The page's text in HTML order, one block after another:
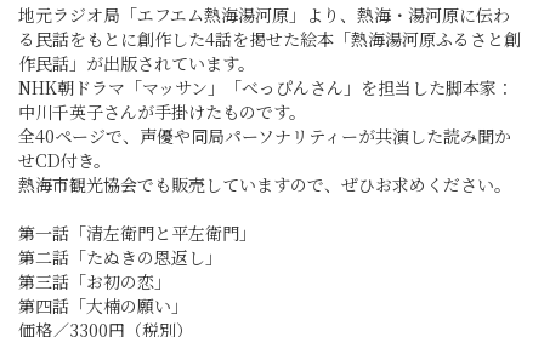
地元ラジオ局「エフエム熱海湯河原」より、熱海・湯河原に伝わ
る民話をもとに創作した4話を掲せた絵本「熱海湯河原ふるさと創
作民話」が出版されています。
NHK朝ドラマ「マッサン」「べっぴんさん」を担当した脚本家：
中川千英子さんが手掛けたものです。
全40ページで、声優や同局パーソナリティーが共演した読み聞か
せCD付き。
熱海市観光協会でも販売していますので、ぜひお求めください。
第一話「清左衛門と平左衛門」
第二話「たぬきの恩返し」
第三話「お初の恋」
第四話「大楠の願い」
価格／3300円（税別）